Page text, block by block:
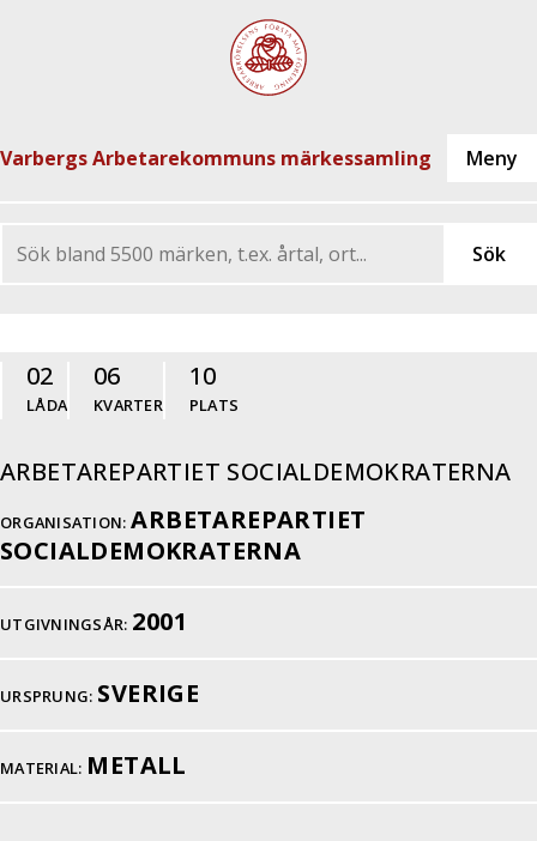
Varbergs Arbetarekommuns märkessamling
02
LÅDA
06
KVARTER
10
PLATS
ARBETAREPARTIET SOCIALDEMOKRATERNA
ORGANISATION: ARBETAREPARTIET
SOCIALDEMOKRATERNA
UTGIVNINGSÅR: 2001
URSPRUNG: SVERIGE
MATERIAL: METALL